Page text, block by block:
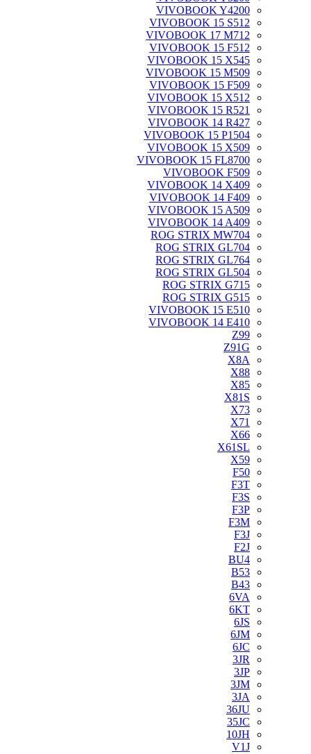
VIVOBOOK Y4200
VIVOBOOK 15 S512
VIVOBOOK 17 M712
VIVOBOOK 15 F512
VIVOBOOK 15 X545
VIVOBOOK 15 M509
VIVOBOOK 15 F509
VIVOBOOK 15 X512
VIVOBOOK 15 R521
VIVOBOOK 14 R427
VIVOBOOK 15 P1504
VIVOBOOK 15 X509
VIVOBOOK 15 FL8700
VIVOBOOK F509
VIVOBOOK 14 X409
VIVOBOOK 14 F409
VIVOBOOK 15 A509
VIVOBOOK 14 A409
ROG STRIX MW704
ROG STRIX GL704
ROG STRIX GL764
ROG STRIX GL504
ROG STRIX G715
ROG STRIX G515
VIVOBOOK 15 E510
VIVOBOOK 14 E410
Z99
Z91G
X8A
X88
X85
X81S
X73
X71
X66
X61SL
X59
F50
F3T
F3S
F3P
F3M
F3J
F2J
BU4
B53
B43
6VA
6KT
6JS
6JM
6JC
3JR
3JP
3JM
3JA
36JU
35JC
10JH
V1J